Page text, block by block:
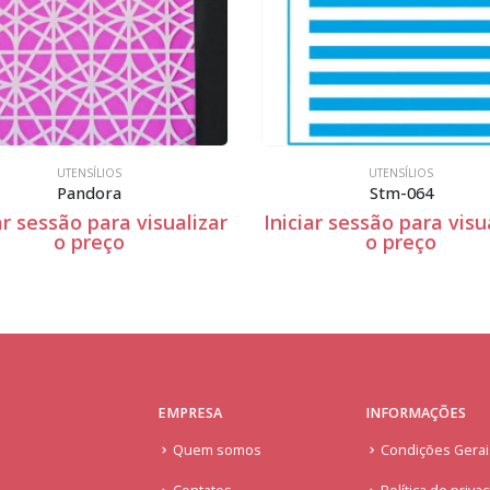
UTENSÍLIOS
Stm-064
sessão para visualizar
o preço
DIA DOS NAMORADOS
Stxx-032
Iniciar sessão para
o preço
EMPRESA
Quem somos
INFORMAÇÕES
Condições